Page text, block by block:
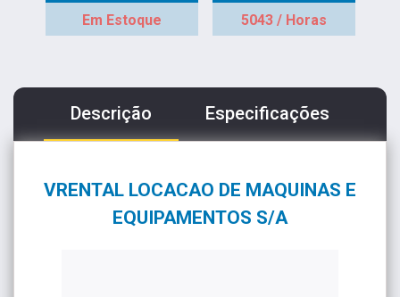
Em Estoque 5043 / Horas
Descrição Especificações
VRENTAL LOCACAO DE MAQUINAS E
EQUIPAMENTOS S/A